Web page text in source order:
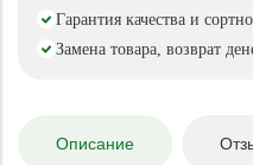
Гарантия качества и
Замена товара, возврат
Описание